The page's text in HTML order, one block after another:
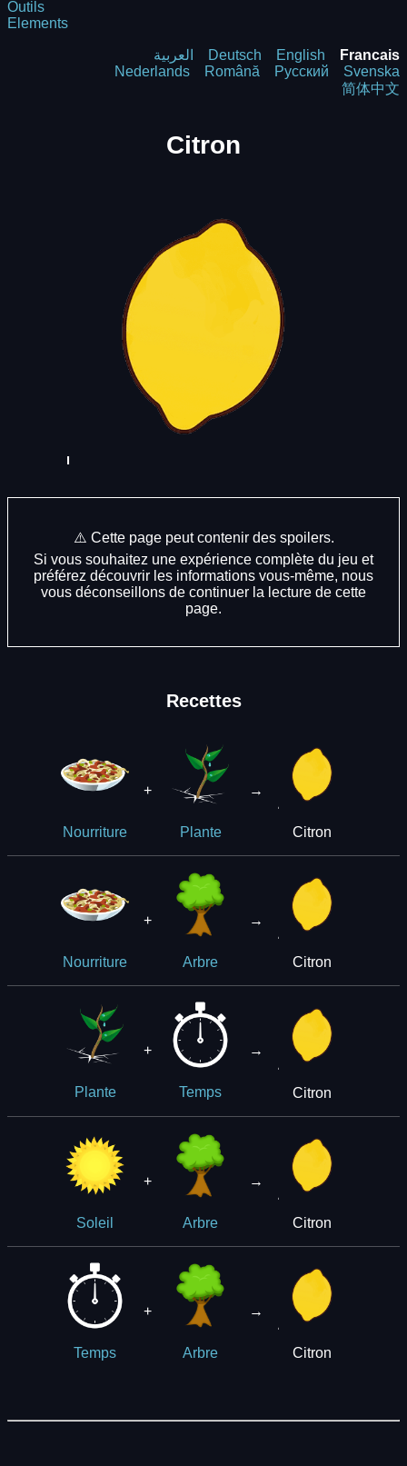
Outils
Elements
العربية Deutsch English
Francais
Nederlands
Română Русский
Svenska
简体中文
Citron
⚠️ Cette page peut contenir des spoilers.
Si vous souhaitez une expérience complète du jeu et
préférez découvrir les informations vous-même, nous
vous déconseillons de continuer la lecture de cette
page.
Recettes
Nourriture
+
Plante
→
Citron
Nourriture
+
Arbre
→
Citron
Plante
+
Temps
→
Citron
Soleil
+
Arbre
→
Citron
Temps
+
Arbre
→
Citron